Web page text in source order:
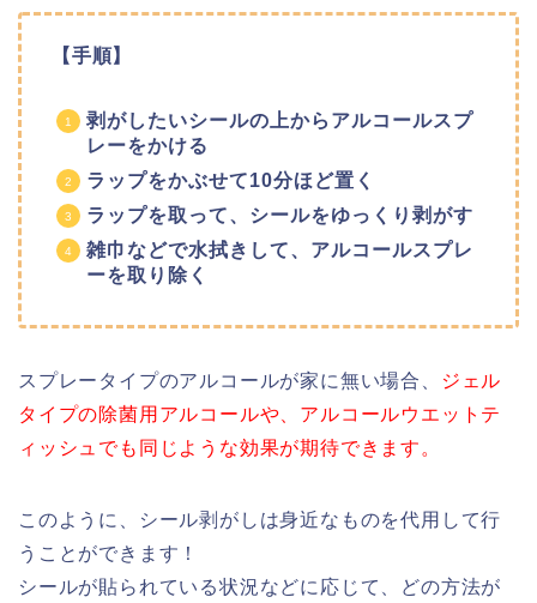
【手順】
剥がしたいシールの上からアルコールスプ
レーをかける
ラップをかぶせて10分ほど置く
ラップを取って、シールをゆっくり剥がす
雑巾などで水拭きして、アルコールスプレ
ーを取り除く
スプレータイプのアルコールが家に無い場合、
ジェル
タイプの除菌用アルコールや、アルコールウエットテ
ィッシュでも同じような効果が期待できます。
このように、シール剥がしは身近なものを代用して行
うことができます！
シールが貼られている状況などに応じて、どの方法が